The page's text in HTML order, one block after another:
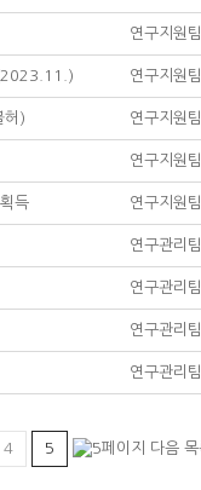
연구지원팀
(2023.11.) 연구지원팀
허) 연구지원팀
연구지원팀
득 연구지원팀
연구관리팀
연구관리팀
연구관리팀
연구관리팀
4 5